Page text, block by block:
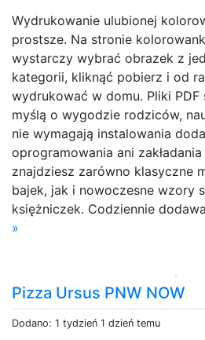
Wydrukowanie ulubionej
prostsze. Na stronie
wystarczy wybrać obrazek z
kategorii, kliknąć pobierz i od
wydrukować w domu. Pliki
myślą o wygodzie rodziców,
nie wymagają instalowania
oprogramowania ani
znajdziesz zarówno klasyczne
bajek, jak i nowoczesne wzory
księżniczek. Codziennie
»
Pizza Ursus PNW NOW
Dodano: 1 tydzień 1 dzień temu